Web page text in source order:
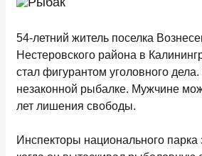
54-летний житель поселка
Нестеровского района в
стал фигурантом уголовного
незаконной рыбалке. Мужчине
лет лишения свободы.
Инспекторы национального парка